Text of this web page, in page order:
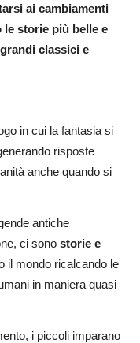
ai cambiamenti
le storie più belle e
classici e
in cui la fantasia si
risposte
anche quando si
antiche
ci sono storie e
il mondo ricalcando le
in maniera quasi
i piccoli imparano